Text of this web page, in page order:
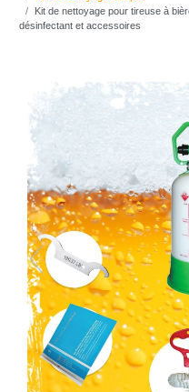
Kit de nettoyage pour tireuse à
désinfectant et accessoires